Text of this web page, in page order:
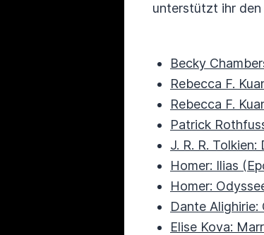
unterstützt ihr
Becky
Rebecca F.
Rebecca F.
Patrick
J. R. R.
Homer: Ilias
Homer:
Dante
Elise Kova: